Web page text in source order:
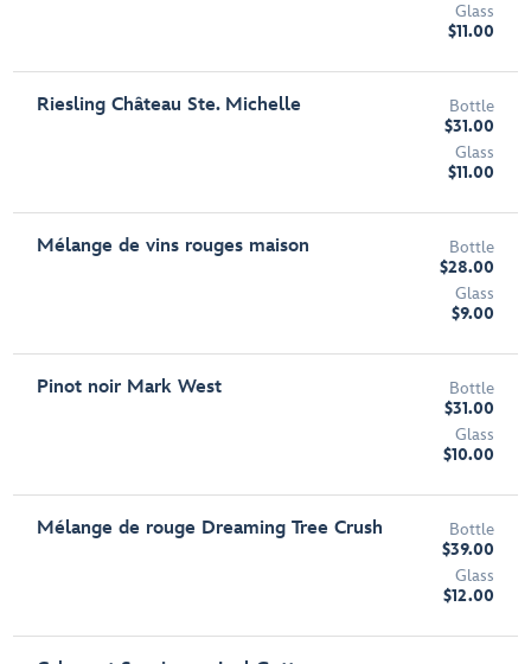
Glass
$11.00
Riesling Château Ste. Michelle
Bottle
$31.00
Glass
$11.00
Mélange de vins rouges maison
Bottle
$28.00
Glass
$9.00
Pinot noir Mark West
Bottle
$31.00
Glass
$10.00
Mélange de rouge Dreaming Tree Crush
Bottle
$39.00
Glass
$12.00